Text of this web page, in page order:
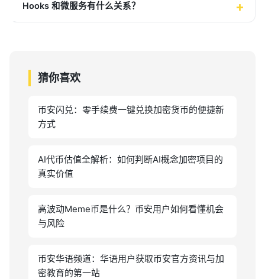
Hooks 和微服务有什么关系？
猜你喜欢
币安闪兑：零手续费一键兑换加密货币的便捷新
方式
AI代币估值全解析：如何判断AI概念加密项目的
真实价值
高波动Meme币是什么？币安用户如何看懂机会
与风险
币安华语频道：华语用户获取币安官方资讯与加
密教育的第一站